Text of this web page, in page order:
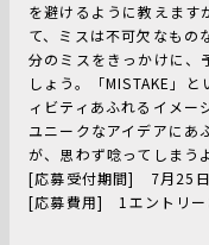
を避けるように教えます
て、ミスは不可欠なもの
分のミスをきっかけに、
しょう。「MISTAKE」
ィビティあふれるイメー
ユニークなアイデアにあ
が、思わず唸ってしまう
[応募受付期間] 7月25
[応募費用] 1エントリ